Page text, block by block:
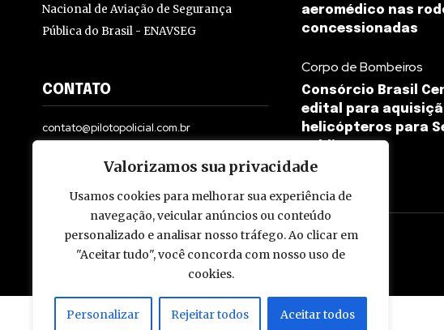
Valorizamos sua privacidade
Usamos cookies para melhorar sua experiência de
navegação, veicular anúncios ou conteúdo
personalizado e analisar nosso tráfego. Ao clicar em
"Aceitar tudo", você concorda com nosso uso de
cookies.
Personalizar Rejeitar todos Aceitar todos
Nacional de Aviação de Segurança
Pública do Brasil - ENAVSEG
CONTATO
contato@pilotopolicial.com.br
aeromédico nas
concessionadas
Corpo de Bombeiros
Consórcio Brasil
edital para
helicópteros para
© 2009 - 2026 Piloto Policial. Todos os direitos reservados. Brasil.